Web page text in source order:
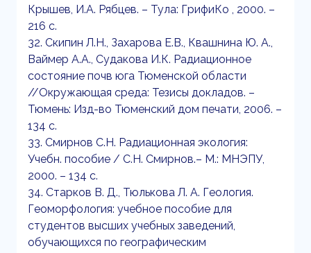
Крышев, И.А. Рябцев. – Тула: ГрифиКо , 2000. –
216 с.
32. Скипин Л.Н., Захарова Е.В., Квашнина Ю. А.,
Ваймер А.А., Судакова И.К. Радиационное
состояние почв юга Тюменской области
//Окружающая среда: Тезисы докладов. –
Тюмень: Изд-во Тюменский дом печати, 2006. –
134 с.
33. Смирнов С.Н. Радиационная экология:
Учебн. пособие / С.Н. Смирнов.– М.: МНЭПУ,
2000. – 134 с.
34. Старков В. Д., Тюлькова Л. А. Геология.
Геоморфология: учебное пособие для
студентов высших учебных заведений,
обучающихся по географическим